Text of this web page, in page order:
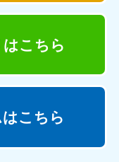
はこちら
こちら